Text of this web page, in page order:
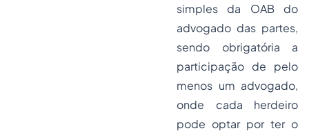
simples da OAB do
advogado das partes,
sendo obrigatória a
participação de pelo
menos um advogado,
onde cada herdeiro
pode optar por ter o